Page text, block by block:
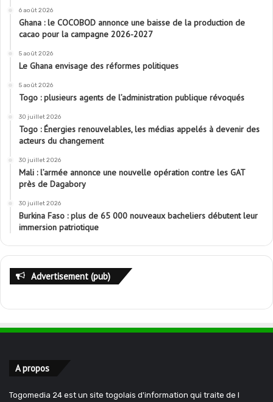
6 août 2026
Ghana : le COCOBOD annonce une baisse de la production de
cacao pour la campagne 2026-2027
5 août 2026
Le Ghana envisage des réformes politiques
5 août 2026
Togo : plusieurs agents de l’administration publique révoqués
30 juillet 2026
Togo : Énergies renouvelables, les médias appelés à devenir des
acteurs du changement
30 juillet 2026
Mali : l’armée annonce une nouvelle opération contre les GAT
près de Dagabory
30 juillet 2026
Burkina Faso : plus de 65 000 nouveaux bacheliers débutent leur
immersion patriotique
Advertisement (pub)
A propos
Togomedia 24 est un site togolais d'information qui traite de l